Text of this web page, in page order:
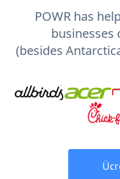
POWR has
businesses
(besides